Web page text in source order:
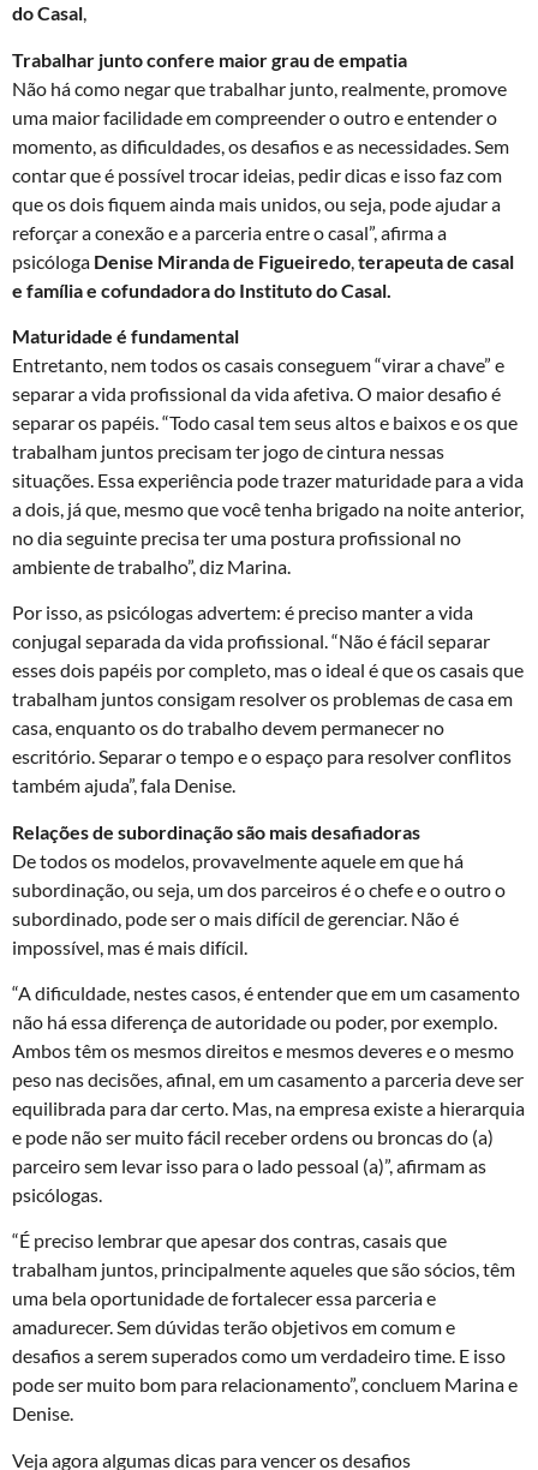
do Casal,
Trabalhar junto confere maior grau de empatia
Não há como negar que trabalhar junto, realmente, promove
uma maior facilidade em compreender o outro e entender o
momento, as dificuldades, os desafios e as necessidades. Sem
contar que é possível trocar ideias, pedir dicas e isso faz com
que os dois fiquem ainda mais unidos, ou seja, pode ajudar a
reforçar a conexão e a parceria entre o casal”, afirma a
psicóloga Denise Miranda de Figueiredo terapeuta de casal
e família e cofundadora do Instituto do Casal.
Maturidade é fundamental
Entretanto, nem todos os casais conseguem “virar a chave” e
separar a vida profissional da vida afetiva. O maior desafio é
separar os papéis. “Todo casal tem seus altos e baixos e os que
trabalham juntos precisam ter jogo de cintura nessas
situações. Essa experiência pode trazer maturidade para a vida
a dois, já que, mesmo que você tenha brigado na noite anterior,
no dia seguinte precisa ter uma postura profissional no
ambiente de trabalho”, diz Marina.
Por isso, as psicólogas advertem: é preciso manter a vida
conjugal separada da vida profissional. “Não é fácil separar
esses dois papéis por completo, mas o ideal é que os casais que
trabalham juntos consigam resolver os problemas de casa em
casa, enquanto os do trabalho devem permanecer no
escritório. Separar o tempo e o espaço para resolver conflitos
também ajuda”, fala Denise.
Relações de subordinação são mais desafiadoras
De todos os modelos, provavelmente aquele em que há
subordinação, ou seja, um dos parceiros é o chefe e o outro o
subordinado, pode ser o mais difícil de gerenciar. Não é
impossível, mas é mais difícil.
“A dificuldade, nestes casos, é entender que em um casamento
não há essa diferença de autoridade ou poder, por exemplo.
Ambos têm os mesmos direitos e mesmos deveres e o mesmo
peso nas decisões, afinal, em um casamento a parceria deve ser
equilibrada para dar certo. Mas, na empresa existe a hierarquia
e pode não ser muito fácil receber ordens ou broncas do (a)
parceiro sem levar isso para o lado pessoal (a)”, afirmam as
psicólogas.
“É preciso lembrar que apesar dos contras, casais que
trabalham juntos, principalmente aqueles que são sócios, têm
uma bela oportunidade de fortalecer essa parceria e
amadurecer. Sem dúvidas terão objetivos em comum e
desafios a serem superados como um verdadeiro time. E isso
pode ser muito bom para relacionamento”, concluem Marina e
Denise.
Veja agora algumas dicas para vencer os desafios